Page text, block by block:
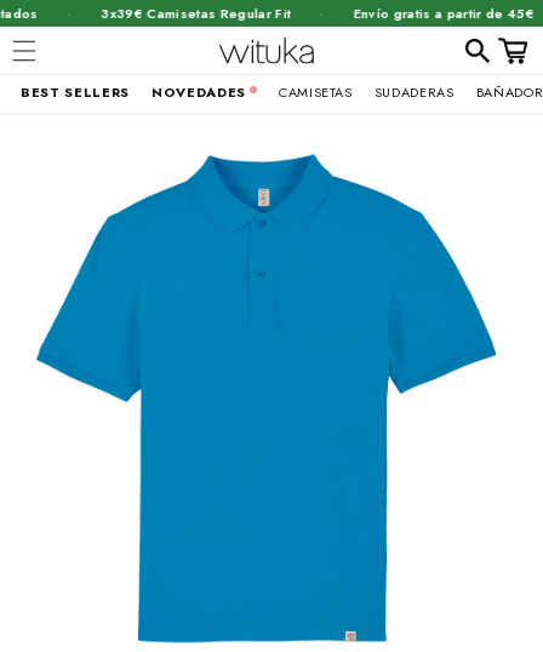
3x39€ Camisetas Regular Fit Envío gratis a partir de 45€
BEST SELLERS NOVEDADES CAMISETAS SUDADERAS